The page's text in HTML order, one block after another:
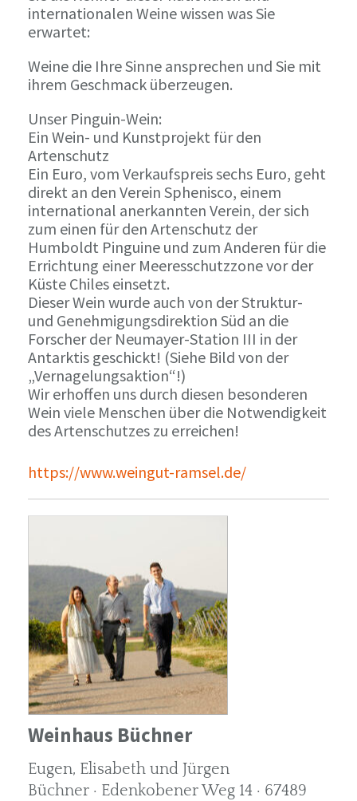
internationalen Weine wissen was Sie
erwartet:
Weine die Ihre Sinne ansprechen und Sie mit
ihrem Geschmack überzeugen.
Unser Pinguin-Wein:
Ein Wein- und Kunstprojekt für den
Artenschutz
Ein Euro, vom Verkaufspreis sechs Euro, geht
direkt an den Verein Sphenisco, einem
international anerkannten Verein, der sich
zum einen für den Artenschutz der
Humboldt Pinguine und zum Anderen für die
Errichtung einer Meeresschutzzone vor der
Küste Chiles einsetzt.
Dieser Wein wurde auch von der Struktur-
und Genehmigungsdirektion Süd an die
Forscher der Neumayer-Station III in der
Antarktis geschickt! (Siehe Bild von der
„Vernagelungsaktion“!)
Wir erhoffen uns durch diesen besonderen
Wein viele Menschen über die Notwendigkeit
des Artenschutzes zu erreichen!
https://www.weingut-ramsel.de/
Weinhaus Büchner
Eugen, Elisabeth und Jürgen
Büchner · Edenkobener Weg 14 · 67489